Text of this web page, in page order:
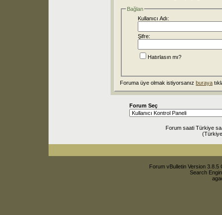
Bağlan
Kullanıcı Adı:
Şifre:
Hatırlasın mı?
Foruma üye olmak istiyorsanız buraya
Forum Seç
Forum saati Türkiye
Forum vBulletin Version
Search